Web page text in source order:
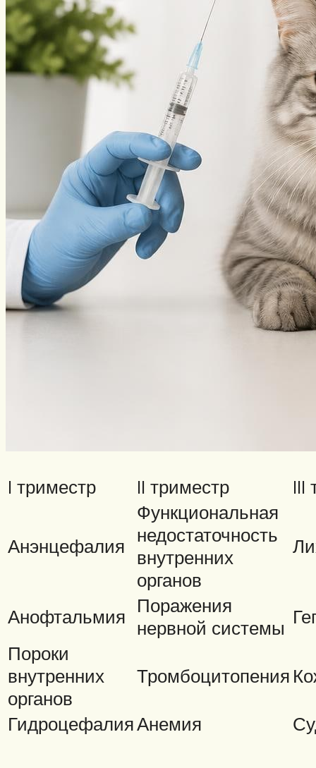
I триместр II триместр III
Анэнцефалия
Функциональная
недостаточность
внутренних
органов
Анофтальмия Поражения
нервной системы
Пороки
внутренних
органов
Тромбоцитопения
ГидроцефалияАнемия